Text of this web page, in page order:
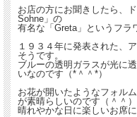
お店の方にお聞きしたら、
Sohne」の
有名な「Greta」というフラ
１９３４年に発表された、
そうです。
ブルーの透明ガラスが光に
いなのです（*＾＾*）
お花が開いたようなフォル
が素晴らしいのです（＾＾）
晴れやかな日に楽しいお席